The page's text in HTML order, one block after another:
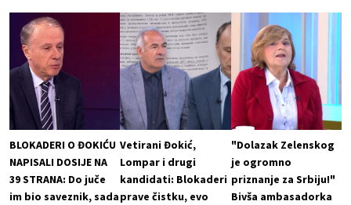
BLOKADERI O ĐOKIĆU
NAPISALI DOSIJE NA
39 STRANA: Do juče
im bio saveznik, sada
Vetirani Đokić,
Lompar i drugi
kandidati: Blokaderi
prave čistku, evo
"Dolazak Zelenskog
je ogromno
priznanje za Srbiju!"
Bivša ambasadorka